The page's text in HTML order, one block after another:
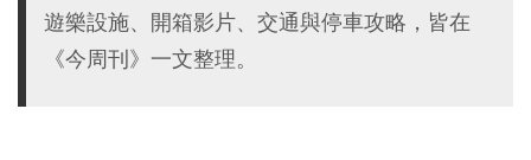
遊樂設施、開箱影片、交通與停車攻略，皆在
《今周刊》一文整理。